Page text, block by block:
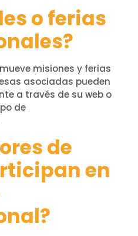
o ferias
misiones y ferias
asociadas pueden
a través de su web o
de
de
en